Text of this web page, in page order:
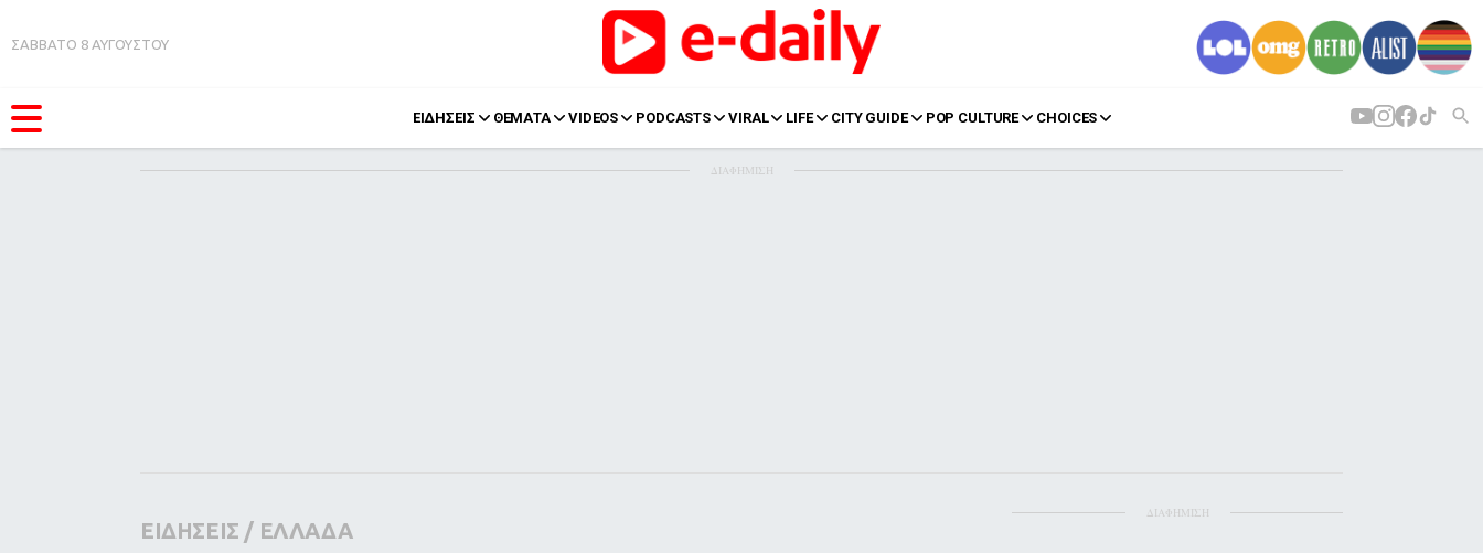
ΣΑΒΒΑΤΟ 8 ΑΥΓΟΥΣΤΟΥ
ΕΙΔΗΣΕΙΣ ΘΕΜΑΤΑ VIDEOS PODCASTS VIRAL LIFE CITY GUIDE POP CULTURE CHOICES
Pop Culture
ΔΙΑΦΗΜΙΣΗ
ΕΙΔΗΣΕΙΣ / ΕΛΛΑΔΑ
ΔΙΑΦΗΜΙΣΗ